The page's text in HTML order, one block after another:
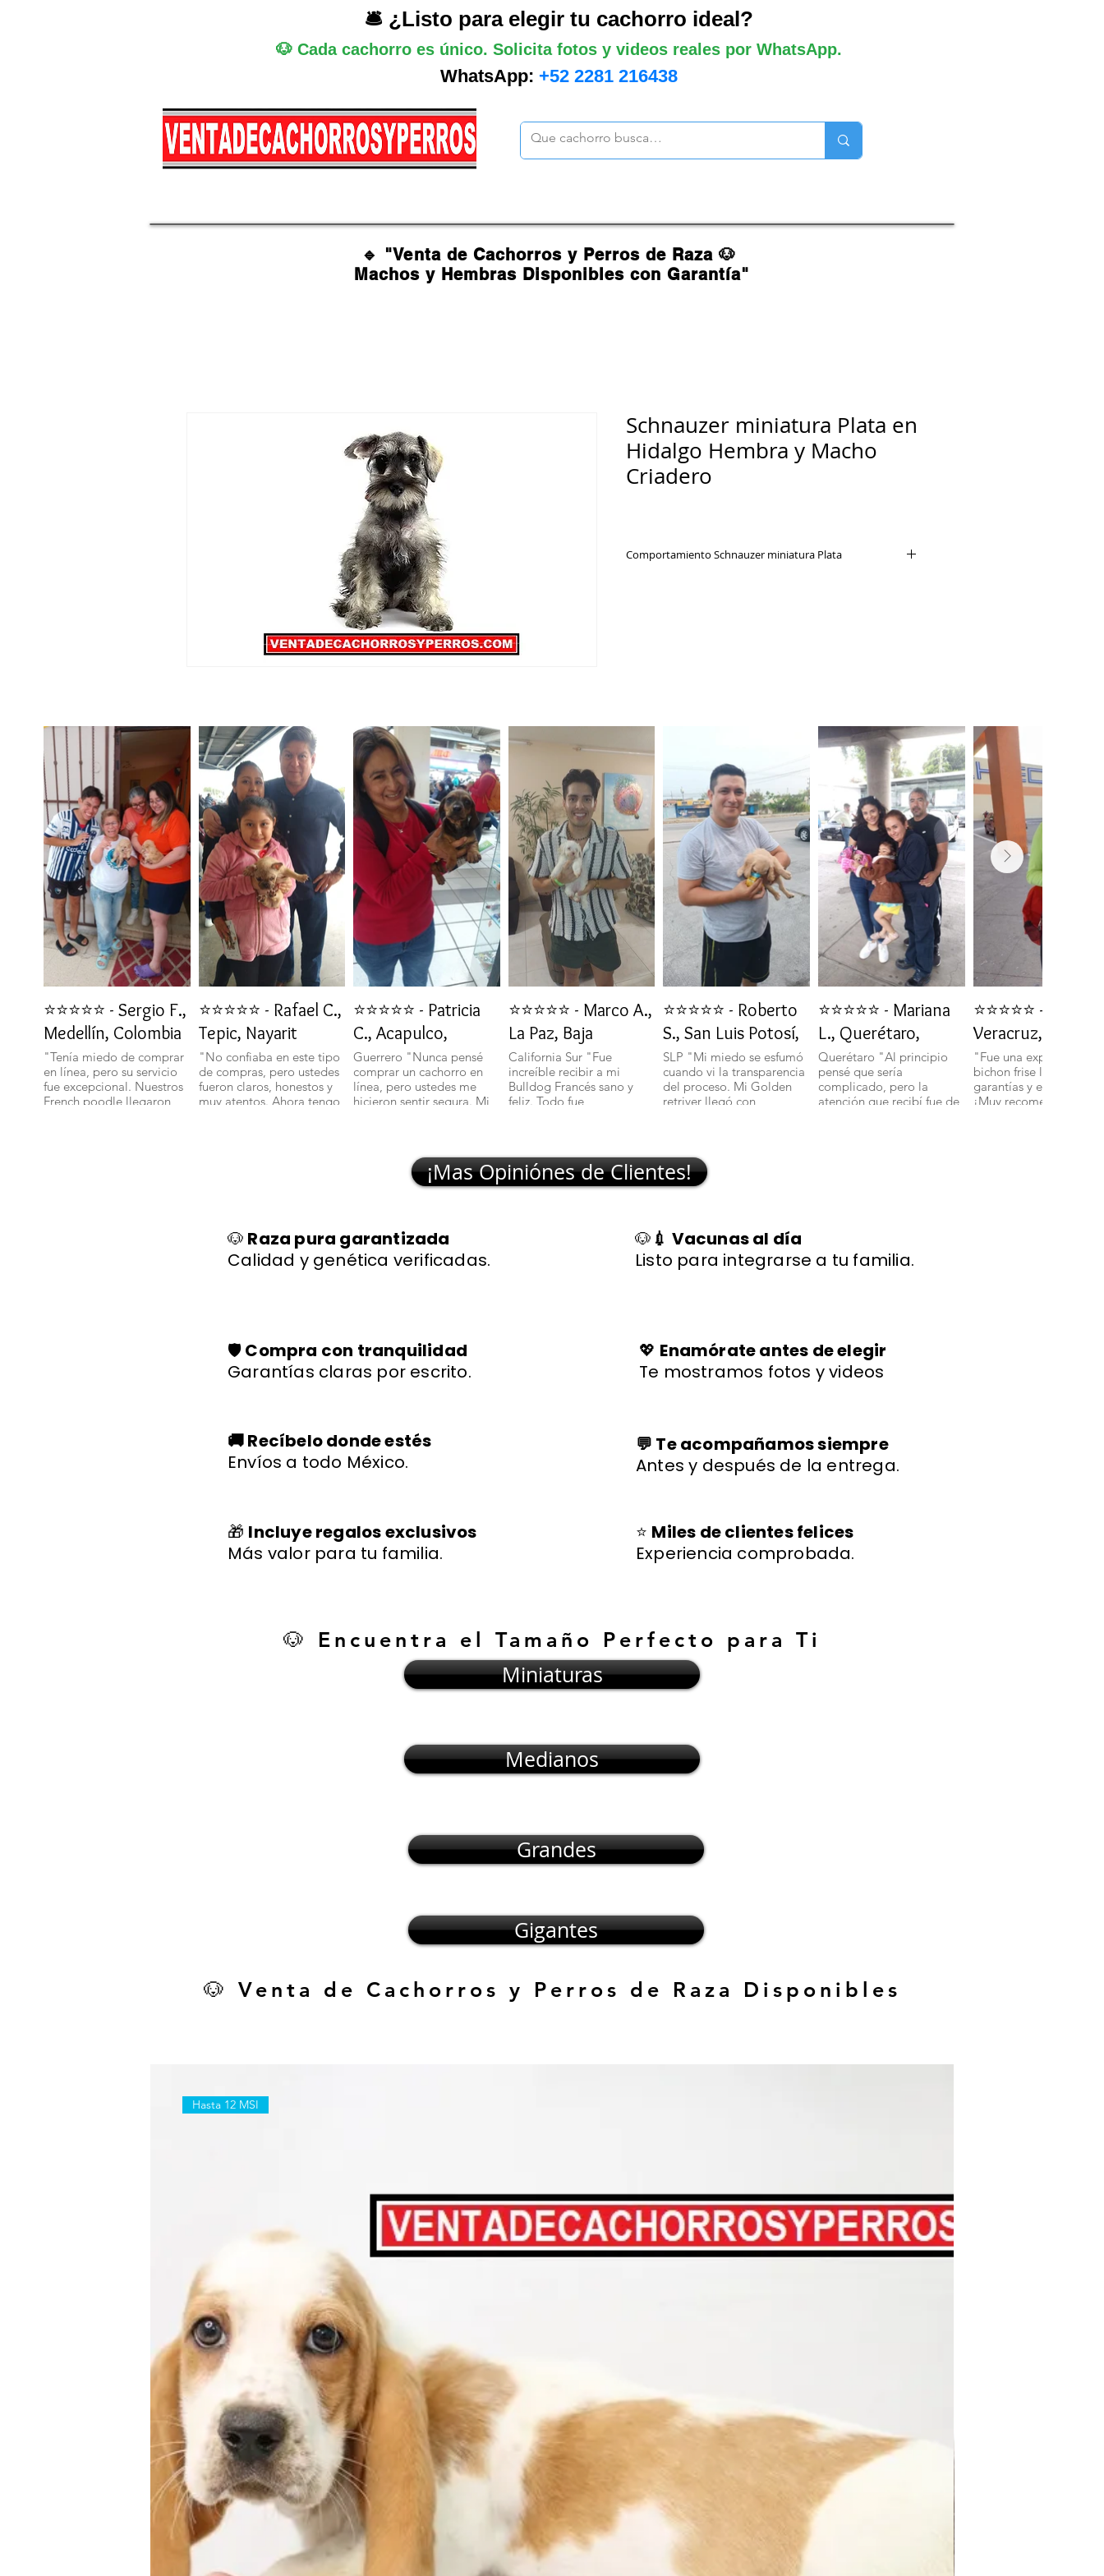
🛎️ ¿Listo para elegir tu cachorro ideal?
🐶 Cada cachorro es único. Solicita fotos y videos reales por WhatsApp.
WhatsApp: +52 2281 216438
🔹 "Venta de Cachorros y Perros de Raza 🐶
Machos y Hembras Disponibles con Garantía"
Schnauzer miniatura Plata en
Hidalgo Hembra y Macho
Criadero
Comportamiento Schnauzer miniatura Plata
⭐⭐⭐⭐⭐ - Sergio F.,
Medellín, Colombia
"Tenía miedo de comprar
en línea, pero su servicio
fue excepcional. Nuestros
French poodle llegaron
⭐⭐⭐⭐⭐ - Rafael C.,
Tepic, Nayarit
"No confiaba en este tipo
de compras, pero ustedes
fueron claros, honestos y
muy atentos. Ahora tengo
⭐⭐⭐⭐⭐ - Patricia
C., Acapulco,
Guerrero "Nunca pensé
comprar un cachorro en
línea, pero ustedes me
hicieron sentir segura. Mi
⭐⭐⭐⭐⭐ - Marco A.,
La Paz, Baja
California Sur "Fue
increíble recibir a mi
Bulldog Francés sano y
feliz. Todo fue
⭐⭐⭐⭐⭐ - Roberto
S., San Luis Potosí,
SLP "Mi miedo se esfumó
cuando vi la transparencia
del proceso. Mi Golden
retriver llegó con
⭐⭐⭐⭐⭐ - Mariana
L., Querétaro,
Querétaro "Al principio
pensé que sería
complicado, pero la
atención que recibí fue de
⭐⭐⭐⭐⭐ -
Veracruz,
"Fue una experiencia
bichon frise llegó con
garantías y en perfecto
¡Muy recomendados!".
¡Mas Opiniónes de Clientes!
🐶 Raza pura garantizada
Calidad y genética verificadas.
🐶 💉 Vacunas al día
Listo para integrarse a tu familia.
🛡️Compra con tranquilidad
Garantías claras por escrito.
🚚 Recíbelo donde estés
Envíos a todo México.
🎁 Incluye regalos exclusivos
Más valor para tu familia.
💖 Enamórate antes de elegir
Te mostramos fotos y videos
💬 Te acompañamos siempre
Antes y después de la entrega.
⭐ Miles de clientes felices
Experiencia comprobada.
🐶 Encuentra el Tamaño Perfecto para Ti
Miniaturas
Medianos
Grandes
Gigantes
🐶 Venta de Cachorros y Perros de Raza Disponibles
Hasta 12 MSI